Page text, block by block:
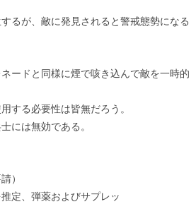
るが、敵に発見されると警戒態勢になる
ードと同様に煙で咳き込んで敵を一時的
する必要性は皆無だろう。
には無効である。
）
定、弾薬およびサプレッ